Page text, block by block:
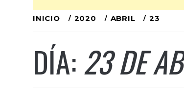
Ir
contenido
INICIO 2020 ABRIL 23
DÍA:23 DE